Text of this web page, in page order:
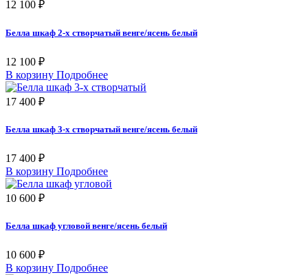
12 100 ₽
Белла шкаф 2-х створчатый венге/ясень белый
12 100 ₽
В корзину Подробнее
17 400 ₽
Белла шкаф 3-х створчатый венге/ясень белый
17 400 ₽
В корзину Подробнее
10 600 ₽
Белла шкаф угловой венге/ясень белый
10 600 ₽
В корзину Подробнее